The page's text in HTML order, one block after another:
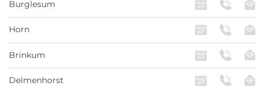
Burglesum
Horn
Brinkum
Delmenhorst